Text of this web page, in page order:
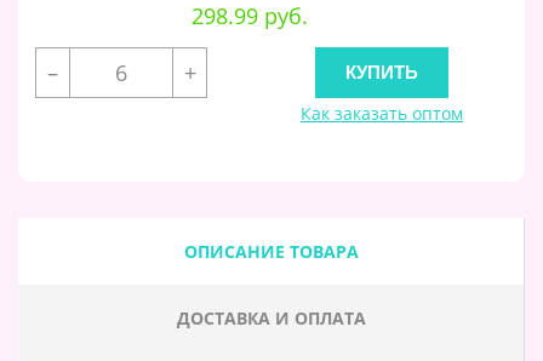
298.99 руб.
–
+
Как заказать оптом
ОПИСАНИЕ ТОВАРА
ДОСТАВКА И ОПЛАТА